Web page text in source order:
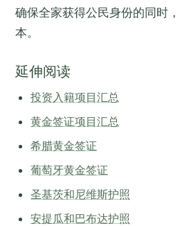
确保全家获得公民身份的同时
本。
延伸阅读
投资入籍项目汇总
黄金签证项目汇总
希腊黄金签证
葡萄牙黄金签证
圣基茨和尼维斯护照
安提瓜和巴布达护照